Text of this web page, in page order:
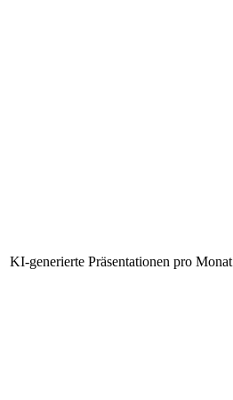
KI-generierte Präsentationen pro Monat